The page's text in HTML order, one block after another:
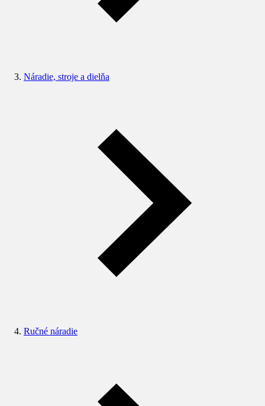
Náradie, stroje a dielňa
Ručné náradie